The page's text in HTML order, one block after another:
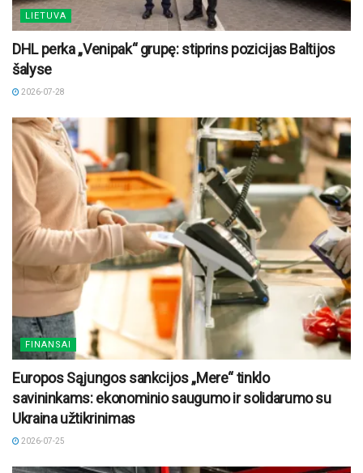
LIETUVA
DHL perka „Venipak“ grupę: stiprins pozicijas Baltijos
šalyse
2026-07-28
FINANSAI
Europos Sąjungos sankcijos „Mere“ tinklo
savininkams: ekonominio saugumo ir solidarumo su
Ukraina užtikrinimas
2026-07-25